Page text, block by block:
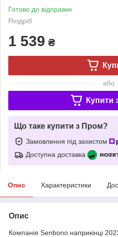
Готово до відправки
Роздріб
1 539 ₴
або
Купити
Що таке купити з Пром?
Замовлення під захистом
Доступна доставка
Опис Характеристики
Опис
Компанія Senbono наприкінці